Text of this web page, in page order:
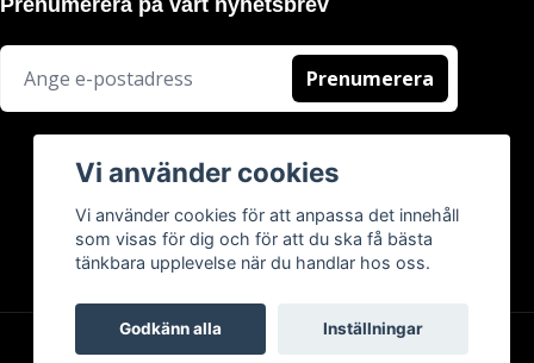
Prenumerera på vårt nyhetsbrev
Prenumerera
Vi använder cookies
Vi använder cookies för att anpassa det innehåll
som visas för dig och för att du ska få bästa
tänkbara upplevelse när du handlar hos oss.
Godkänn alla Inställningar